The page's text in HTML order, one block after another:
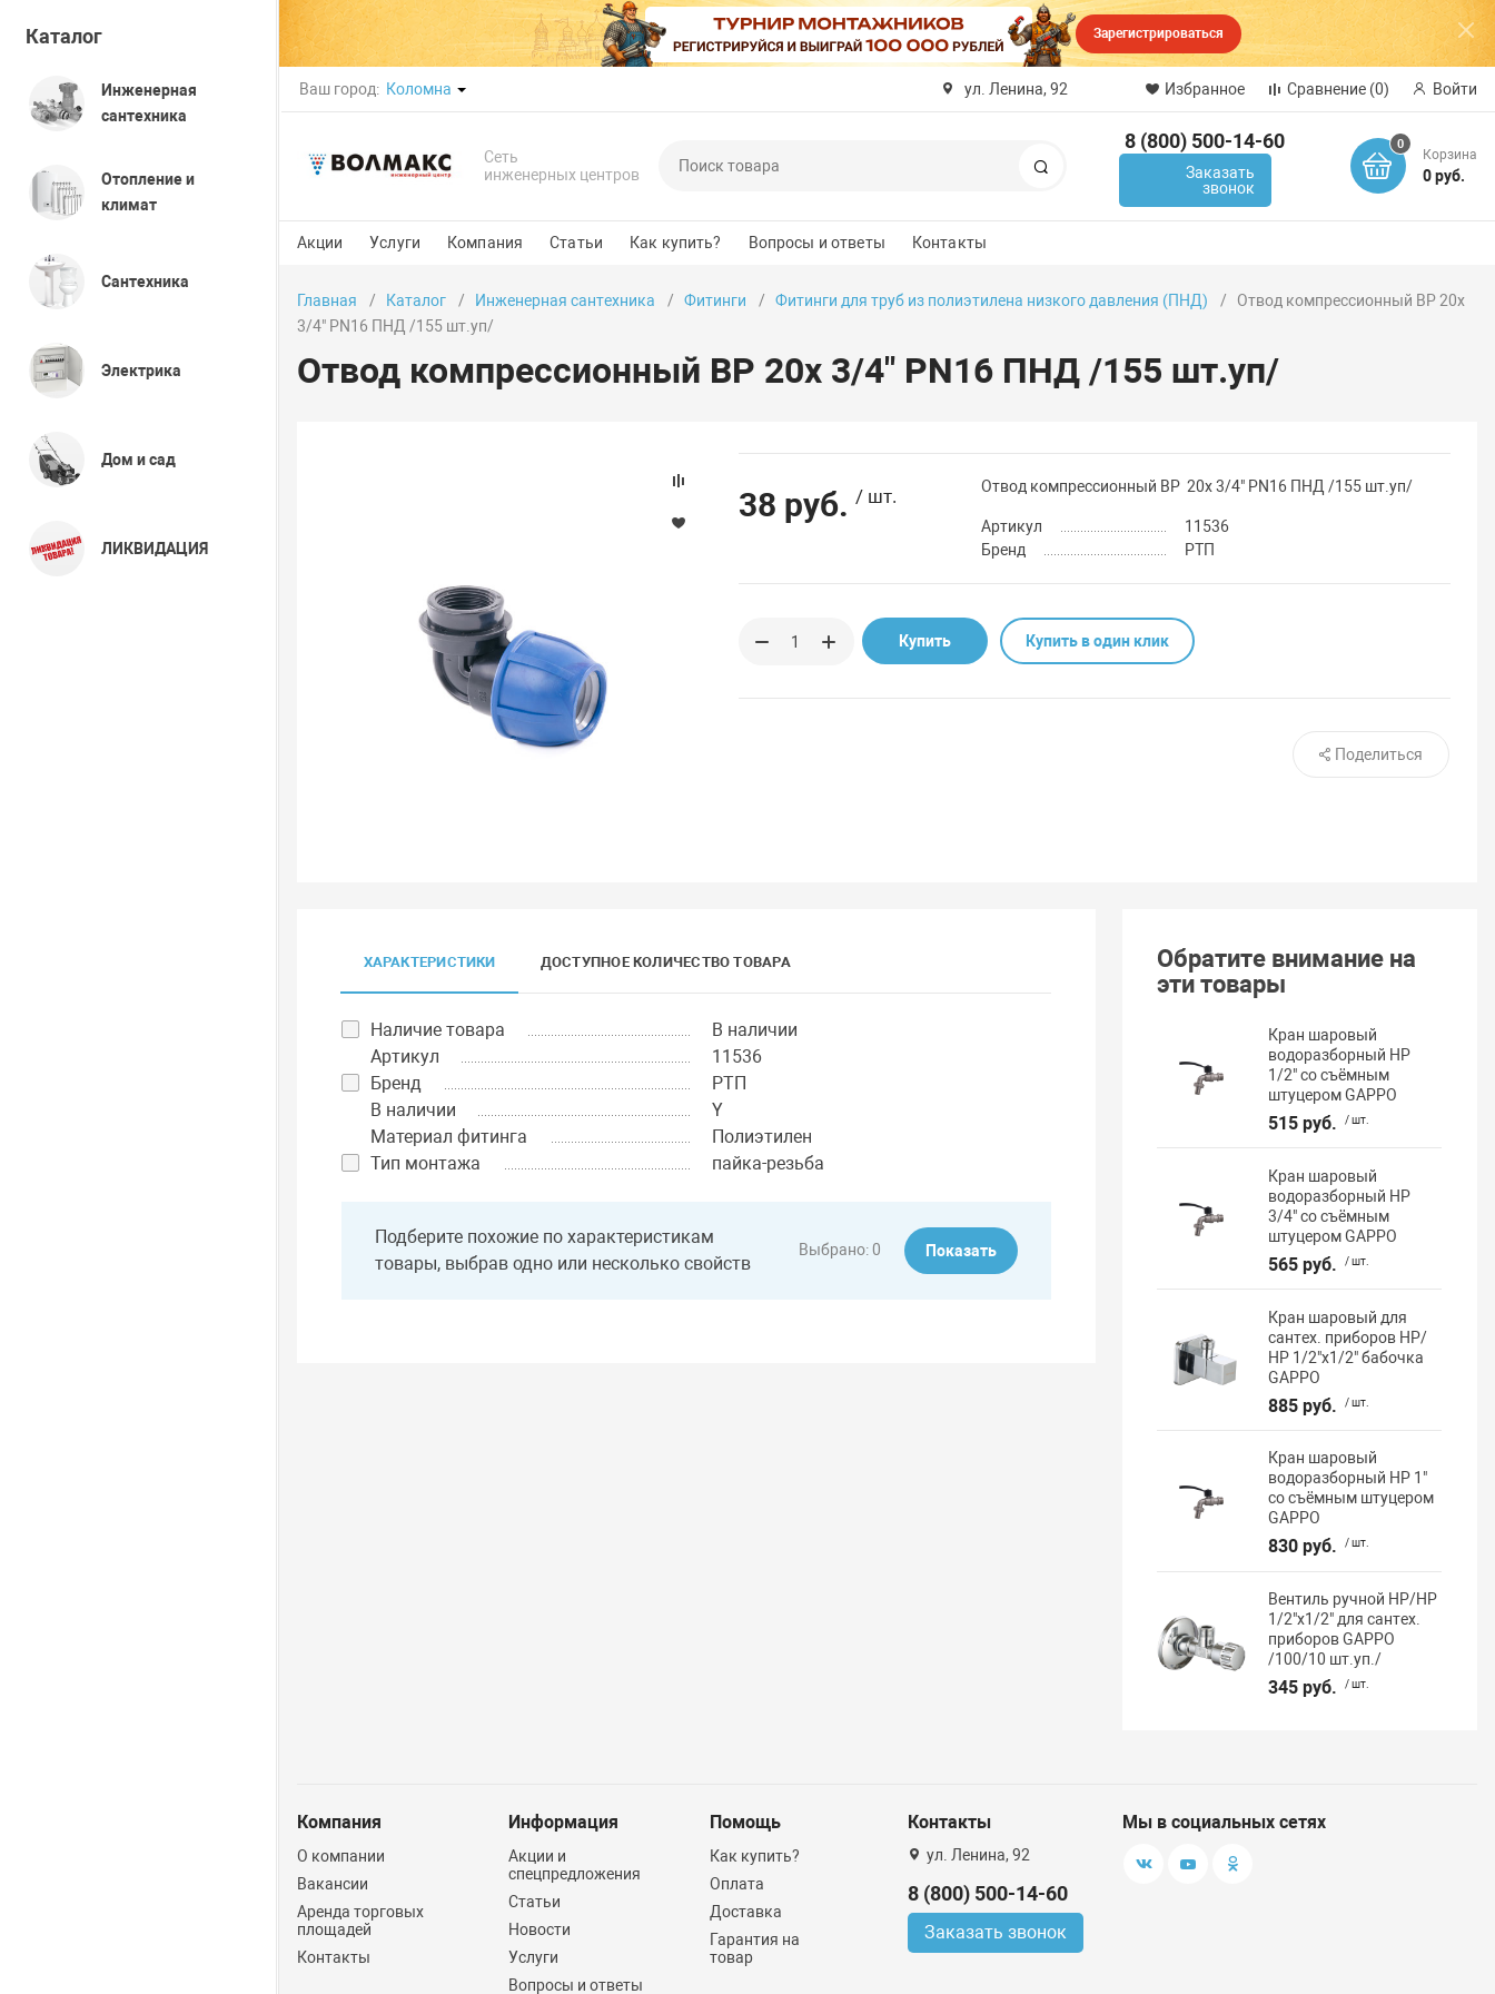
Зарегистрироваться
Ваш город: Коломна ул. Ленина, 92 Избранное Сравнение (0) Войти
Сеть
инженерных центров
8 (800) 500-14-60
Заказать
звонок
0
Корзина
0 руб.
Акции Услуги Компания Статьи Как купить? Вопросы и ответы Контакты
Каталог
Инженерная
сантехника
Отопление и
климат
Сантехника
Электрика
Дом и сад
ЛИКВИДАЦИЯ
Главная Каталог Инженерная сантехника Фитинги Фитинги для труб из полиэтилена низкого давления (ПНД)
Отвод компрессионный ВР 20x
3/4" PN16 ПНД /155 шт.уп/
Отвод компрессионный ВР 20x 3/4" PN16 ПНД /155 шт.уп/
38 руб. / шт. Отвод компрессионный ВР 20x 3/4" PN16 ПНД /155 шт.уп/
Артикул
11536
Бренд
РТП
Купить Купить в один клик
Поделиться
ХАРАКТЕРИСТИКИ ДОСТУПНОЕ КОЛИЧЕСТВО ТОВАРА
Наличие товара
В наличии
Артикул
11536
Бренд
РТП
В наличии
Y
Материал фитинга
Полиэтилен
Тип монтажа
пайка-резьба
Подберите похожие по характеристикам
товары, выбрав одно или несколько свойств
Выбрано:0 Показать
Обратите внимание на
эти товары
Кран шаровый
водоразборный НР
1/2" со съёмным
штуцером GAPPO
515 руб. / шт.
Кран шаровый
водоразборный НР
3/4" со съёмным
штуцером GAPPO
565 руб. / шт.
Кран шаровый для
сантех. приборов НР/
НР 1/2"х1/2" бабочка
GAPPO
885 руб. / шт.
Кран шаровый
водоразборный НР 1"
со съёмным штуцером
GAPPO
830 руб. / шт.
Вентиль ручной НР/НР
1/2"х1/2" для сантех.
приборов GAPPO
/100/10 шт.уп./
345 руб. / шт.
Компания
О компании
Вакансии
Аренда торговых
площадей
Контакты
Информация
Акции и
спецпредложения
Статьи
Новости
Услуги
Вопросы и ответы
Помощь
Как купить?
Оплата
Доставка
Гарантия на
товар
Контакты
ул. Ленина, 92
8 (800) 500-14-60
Заказать звонок
Мы в социальных сетях